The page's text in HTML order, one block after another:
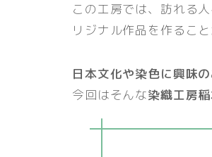
この工房では、訪れる
リジナル作品を作ること
日本文化や染色に興味
今回はそんな染織工房